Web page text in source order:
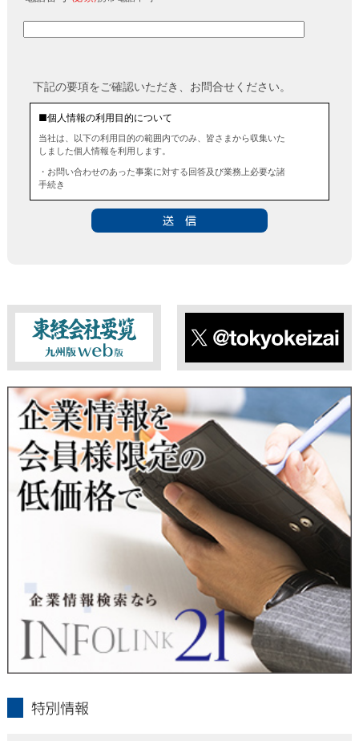
下記の要項をご確認いただき、お問合せください。
■個人情報の利用目的について
当社は、以下の利用目的の範囲内でのみ、皆さまから収集いた
しました個人情報を利用します。
・お問い合わせのあった事案に対する回答及び業務上必要な諸
手続き
■個人情報の第三者提供について
■ 個人情報提供の任意性及び留意点
個人情報のご提供は任意ですが、必要な個人情報をご提供いた
だけなかった場合は、上記利用目的を達成できない場合があり
ますのでご了承ください。
当社は、本人が自己の個人情報について、通知・開示・訂正・
追加・削除・利用停止・提供停止の希望がございましたら、本
人または代理人の請求応じて、個人データの通知・開示・訂
正・追加・削除・利用停止・提供停止の請求に応じます。
受付方法は、本人確認資料（運転免許証、パスポート何れかの
コピー）、「個人情報取扱申請書」「委任状」（代理人による
申請の場合のみ必要となります）を当社宛にお送り下さい。
＜個人情報保護に関するお問合せ・相談窓口＞
〒802-0004 北九州市小倉北区鍛冶町2丁目5-11（第一東経ビ
フリーダイヤル 0120-55-9986
受付時間 平日9：00～17：00
東経会社要覧web版 X